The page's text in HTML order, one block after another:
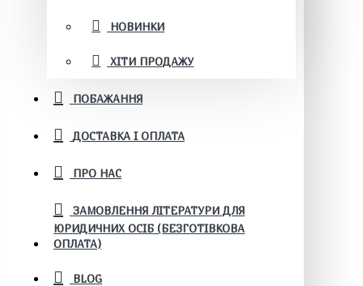
НОВИНКИ
ХІТИ ПРОДАЖУ
ПОБАЖАННЯ
ДОСТАВКА І ОПЛАТА
ПРО НАС
ЗАМОВЛЕННЯ ЛІТЕРАТУРИ ДЛЯ
ЮРИДИЧНИХ ОСІБ (БЕЗГОТІВКОВА
ОПЛАТА)
BLOG